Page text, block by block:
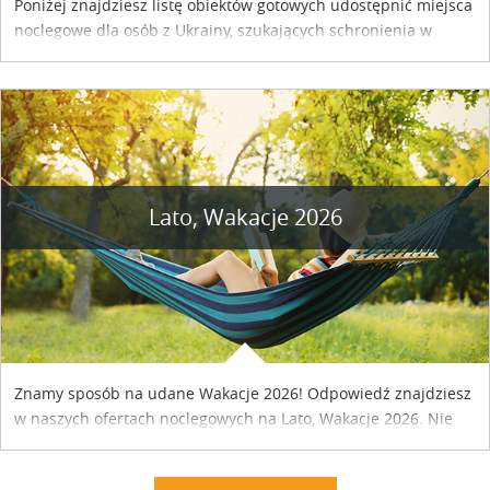
Poniżej znajdziesz listę obiektów gotowych udostępnić miejsca
noclegowe dla osób z Ukrainy, szukających schronienia w
Lato, Wakacje 2026
Znamy sposób na udane Wakacje 2026! Odpowiedź znajdziesz
w naszych ofertach noclegowych na Lato, Wakacje 2026. Nie